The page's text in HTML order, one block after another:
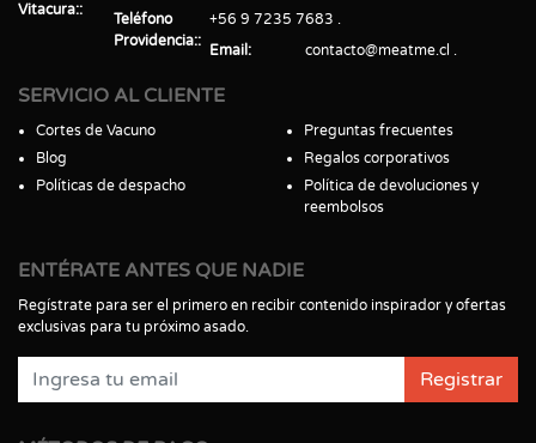
Vitacura:
Teléfono
Providencia:
+56 9 7235 7683
Email
contacto@meatme.cl
SERVICIO AL CLIENTE
Cortes de Vacuno
Blog
Políticas de despacho
Preguntas frecuentes
Regalos corporativos
Política de devoluciones y
reembolsos
ENTÉRATE ANTES QUE NADIE
Regístrate para ser el primero en recibir contenido inspirador y ofertas
exclusivas para tu próximo asado.
Registrar